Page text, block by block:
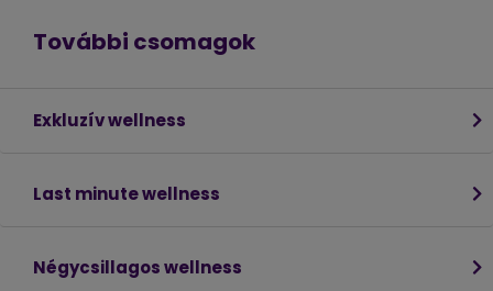
További csomagok
Exkluzív wellness
Last minute wellness
Négycsillagos wellness